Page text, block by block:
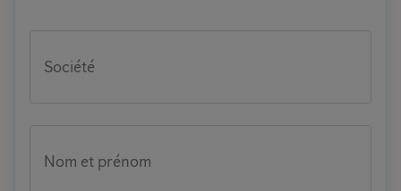
Société
Nom et prénom